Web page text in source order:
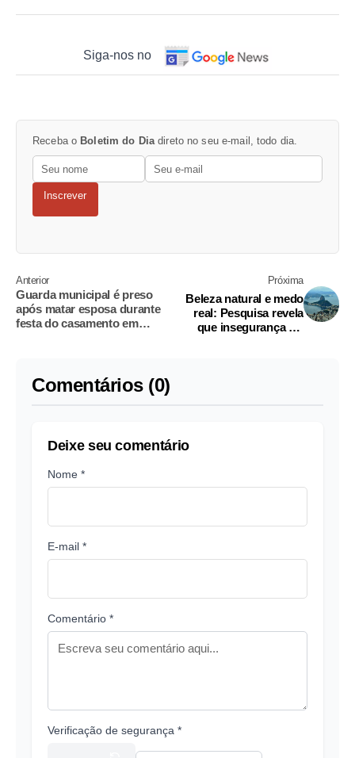
Siga-nos no
Receba o Boletim do Dia direto no seu e-mail, todo dia.
Inscrever
Anterior
Guarda municipal é preso
após matar esposa durante
festa do casamento em
Próxima
Beleza natural e medo
real: Pesquisa revela
que insegurança é a
Comentários (0)
Deixe seu comentário
Nome *
E-mail *
Comentário *
Verificação de segurança *